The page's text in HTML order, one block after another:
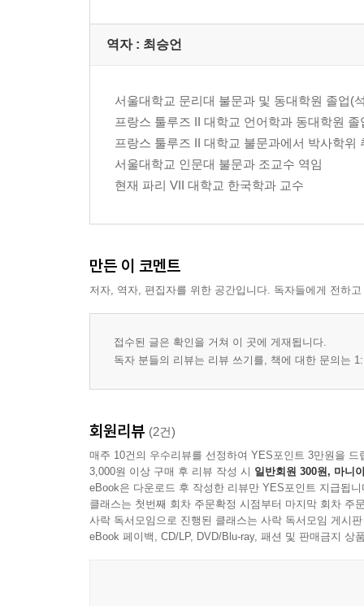
역자 : 최승언
서울대학교 문리대 불문과 및 동대학원 졸업(
프랑스 툴루즈 II 대학교 언어학과 동대학원 졸
프랑스 툴루즈 II 대학교 불문과에서 박사학위
서울대학교 인문대 불문과 조교수 역임
현재 파리 VII 대학교 한국학과 교수
만든 이 코멘트
저자, 역자, 편집자를 위한 공간입니다. 독자들에게 전하
접수된 글은 확인을 거쳐 이 곳에 게재됩니다.
독자 분들의 리뷰는 리뷰 쓰기를, 책에 대한 문의는
회원리뷰 (2건)
매주 10건의 우수리뷰를 선정하여 YES포인트 3만원을 드
3,000원 이상 구매 후 리뷰 작성 시 일반회원 300원, 마니
eBook은 다운로드 후 작성한 리뷰만 YES포인트 지급됩니
클래스는 첫번째 회차 주문확정 시점부터 마지막 회차 주
사락 독서모임으로 진행된 클래스는 사락 독서모임 게시
eBook 페이백, CD/LP, DVD/Blu-ray, 패션 및 판매금지 상